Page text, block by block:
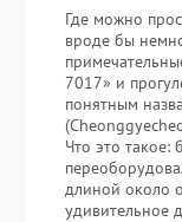
Где можно
вроде бы
7017» и
понятным
Что это
длиной около
удивительное